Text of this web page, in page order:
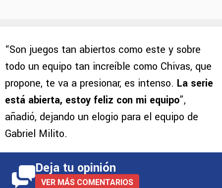
“Son juegos tan abiertos como este y sobre
todo un equipo tan increíble como Chivas, que
propone, te va a presionar, es intenso. La serie
está abierta, estoy feliz con mi equipo”,
añadió, dejando un elogio para el equipo de
Gabriel Milito.
Deja tu opinión
VER MÁS COMENTARIOS